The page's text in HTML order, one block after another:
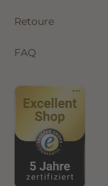
Retoure
FAQ